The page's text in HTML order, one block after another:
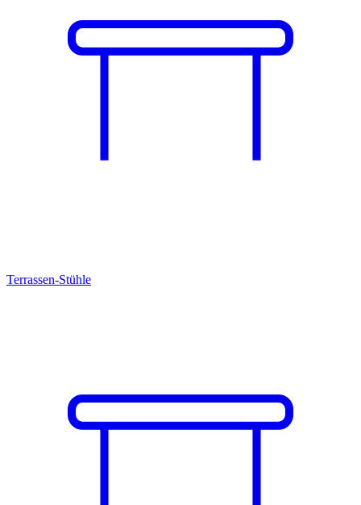
Terrassen-Stühle